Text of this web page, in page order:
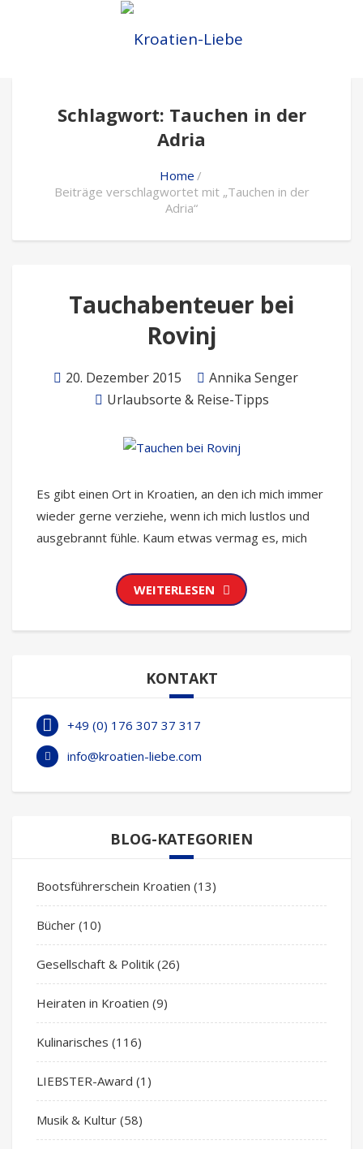
Schlagwort: Tauchen in der
Adria
Home
Beiträge verschlagwortet mit „Tauchen in der
Adria“
Tauchabenteuer bei
Rovinj
20. Dezember 2015
Annika Senger
Urlaubsorte & Reise-Tipps
Es gibt einen Ort in Kroatien, an den ich mich immer
wieder gerne verziehe, wenn ich mich lustlos und
ausgebrannt fühle. Kaum etwas vermag es, mich
WEITERLESEN
KONTAKT
+49 (0) 176 307 37 317
info@kroatien-liebe.com
BLOG-KATEGORIEN
Bootsführerschein Kroatien (13)
Bücher (10)
Gesellschaft & Politik (26)
Heiraten in Kroatien (9)
Kulinarisches (116)
LIEBSTER-Award (1)
Musik & Kultur (58)